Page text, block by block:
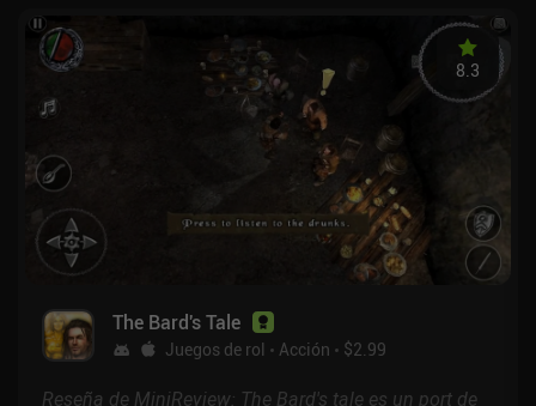
juego.
The Bard's Tale
Juegos de rol Acción $2.99
8.3
Reseña de MiniReview: The Bard's tale es un port de